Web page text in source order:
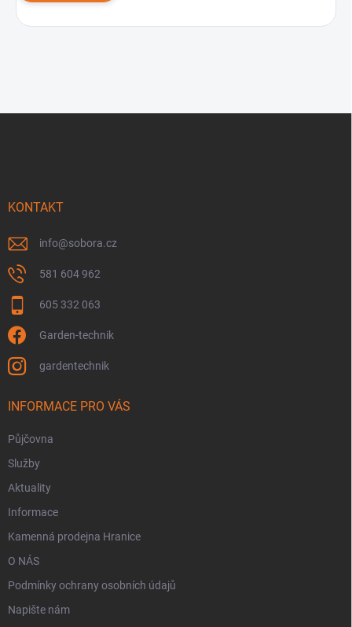
KONTAKT
info@sobora.cz
581 604 962
605 332 063
Garden-technik
gardentechnik
INFORMACE PRO VÁS
Půjčovna
Služby
Aktuality
Informace
Kamenná prodejna Hranice
O NÁS
Podmínky ochrany osobních údajů
Napište nám